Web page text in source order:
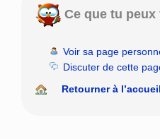
Ce que tu peux
Voir sa page
Discuter de cette
Retourner à l’accueil